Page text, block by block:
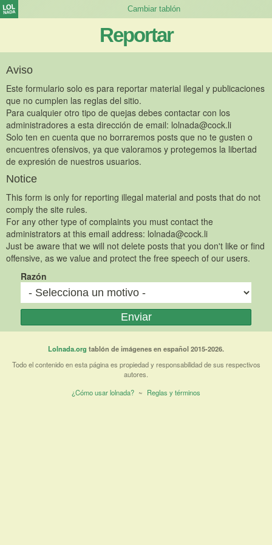
Reportar
Aviso
Este formulario solo es para reportar material ilegal y publicaciones
que no cumplen las reglas del sitio.
Para cualquier otro tipo de quejas debes contactar con los
administradores a esta dirección de email: lolnada@cock.li
Solo ten en cuenta que no borraremos posts que no te gusten o
encuentres ofensivos, ya que valoramos y protegemos la libertad
de expresión de nuestros usuarios.
Notice
This form is only for reporting illegal material and posts that do not
comply the site rules.
For any other type of complaints you must contact the
administrators at this email address: lolnada@cock.li
Just be aware that we will not delete posts that you don't like or find
offensive, as we value and protect the free speech of our users.
Razón
Lolnada.org tablón de imágenes en español 2015-2026.
Todo el contenido en esta página es propiedad y responsabilidad de sus respectivos
autores.
¿Cómo usar lolnada? ~ Reglas y términos